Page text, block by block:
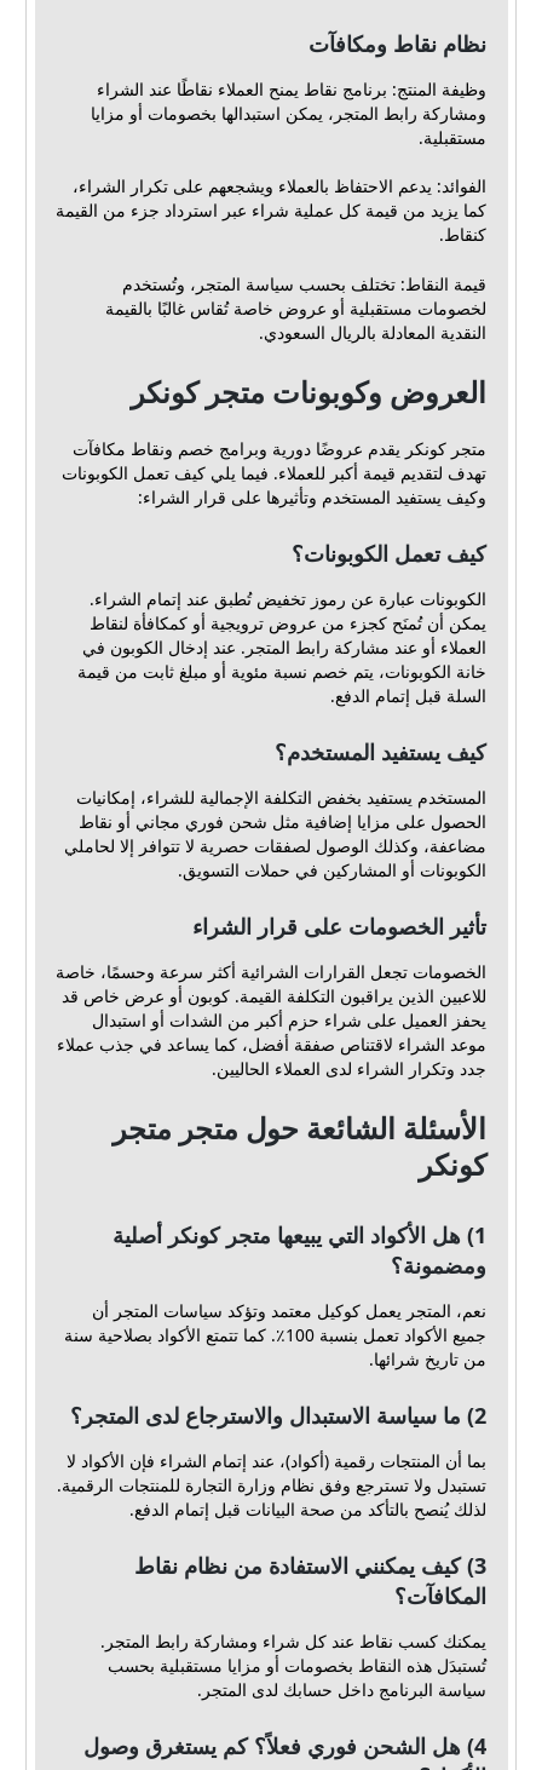
نظام نقاط ومكافآت
وظيفة المنتج: برنامج نقاط يمنح العملاء نقاطًا عند الشراء
ومشاركة رابط المتجر، يمكن استبدالها بخصومات أو مزايا
مستقبلية.
الفوائد: يدعم الاحتفاظ بالعملاء ويشجعهم على تكرار الشراء،
كما يزيد من قيمة كل عملية شراء عبر استرداد جزء من القيمة
كنقاط.
قيمة النقاط: تختلف بحسب سياسة المتجر، وتُستخدم
لخصومات مستقبلية أو عروض خاصة تُقاس غالبًا بالقيمة
النقدية المعادلة بالريال السعودي.
العروض وكوبونات متجر كونكر
متجر كونكر يقدم عروضًا دورية وبرامج خصم ونقاط مكافآت
تهدف لتقديم قيمة أكبر للعملاء. فيما يلي كيف تعمل الكوبونات
وكيف يستفيد المستخدم وتأثيرها على قرار الشراء:
كيف تعمل الكوبونات؟
الكوبونات عبارة عن رموز تخفيض تُطبق عند إتمام الشراء.
يمكن أن تُمنَح كجزء من عروض ترويجية أو كمكافأة لنقاط
العملاء أو عند مشاركة رابط المتجر. عند إدخال الكوبون في
خانة الكوبونات، يتم خصم نسبة مئوية أو مبلغ ثابت من قيمة
السلة قبل إتمام الدفع.
كيف يستفيد المستخدم؟
المستخدم يستفيد بخفض التكلفة الإجمالية للشراء، إمكانيات
الحصول على مزايا إضافية مثل شحن فوري مجاني أو نقاط
مضاعفة، وكذلك الوصول لصفقات حصرية لا تتوافر إلا لحاملي
الكوبونات أو المشاركين في حملات التسويق.
تأثير الخصومات على قرار الشراء
الخصومات تجعل القرارات الشرائية أكثر سرعة وحسمًا، خاصة
للاعبين الذين يراقبون التكلفة القيمة. كوبون أو عرض خاص قد
يحفز العميل على شراء حزم أكبر من الشدات أو استبدال
موعد الشراء لاقتناص صفقة أفضل، كما يساعد في جذب عملاء
جدد وتكرار الشراء لدى العملاء الحاليين.
الأسئلة الشائعة حول متجر متجر
كونكر
1) هل الأكواد التي يبيعها متجر كونكر أصلية
ومضمونة؟
نعم، المتجر يعمل كوكيل معتمد وتؤكد سياسات المتجر أن
جميع الأكواد تعمل بنسبة 100٪. كما تتمتع الأكواد بصلاحية سنة
من تاريخ شرائها.
2) ما سياسة الاستبدال والاسترجاع لدى المتجر؟
بما أن المنتجات رقمية (أكواد)، عند إتمام الشراء فإن الأكواد لا
تستبدل ولا تسترجع وفق نظام وزارة التجارة للمنتجات الرقمية.
لذلك يُنصح بالتأكد من صحة البيانات قبل إتمام الدفع.
3) كيف يمكنني الاستفادة من نظام نقاط
المكافآت؟
يمكنك كسب نقاط عند كل شراء ومشاركة رابط المتجر.
تُستبدَل هذه النقاط بخصومات أو مزايا مستقبلية بحسب
سياسة البرنامج داخل حسابك لدى المتجر.
4) هل الشحن فوري فعلاً؟ كم يستغرق وصول